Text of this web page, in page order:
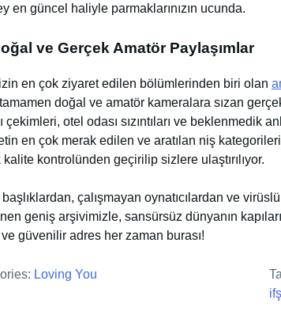
en güncel haliyle parmaklarınızın ucunda.
ve Gerçek Amatör Paylaşımlar
en çok ziyaret edilen bölümlerinden biri olan
doğal ve amatör kameralara sızan
çekimleri, otel odası sızıntıları ve
en çok merak edilen ve aratılan niş
kontrolünden geçirilip sizlere ulaştırılıyor.
çalışmayan oynatıcılardan ve
geniş arşivimizle, sansürsüz dünyanın
güvenilir adres her zaman burası!
Loving You